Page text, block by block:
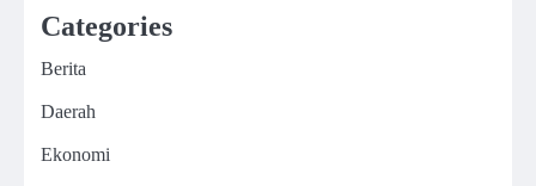
Categories
Berita
Daerah
Ekonomi